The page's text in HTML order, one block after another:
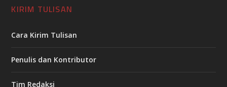
KIRIM TULISAN
Cara Kirim Tulisan
Penulis dan Kontributor
Tim Redaksi